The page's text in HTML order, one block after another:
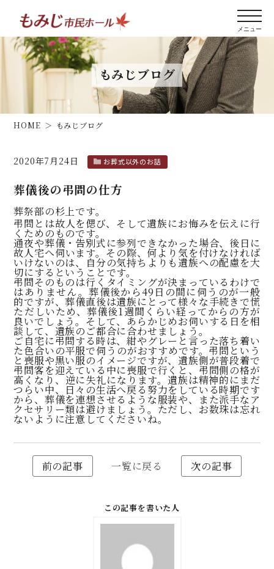
もみじブログ
HOME もみじブログ
2020年7月24日 お葬式以外のお話
葬儀後の弔問の仕方
葬祭部の杉上です。
弔問とは故人を偲び、そして遺族にお悔みを伝えに行
くためのものです。
通夜や葬儀・告別式に参列できなかった場合、後日に
故人宅へ伺います。その際、何より気を付けなければ
いけないのは、自分の気持ちよりも遺族への配慮を大
切にするということです。
弔問そのものは行くタイミングが決まっているわけで
はありません。葬儀後から49日の間に伺うのが一般
的ですが、葬儀直後は遺族にとって様々な手続きで慌
ただしいため、葬儀後1週間くらい経ってからの方が
良いでしょう。そして、あらかじめお伺いする日を相
談して、遺族のご都合に合わせましょう。
ご自宅に弔問する時は、紺やグレーと言った落ち着い
た色合いの平服で伺うのがおすすめです。弔問という
と喪服や黒い服のイメージですが、遺族側が普段着で
弔問客を迎えている中に喪服で行くと、弔問側の格が
高くなり、逆に失礼になります。遺族は精神的にまだ
つらい中、日々の生活へ戻る努力をしている時期です
から、葬儀を連想させるような服装や、また派手なア
クセサリー類は避けましょう。ただし、お数珠は忘れ
ないように注意してくださいね。
前の記事 一覧に戻る 次の記事
この記事を書いた人